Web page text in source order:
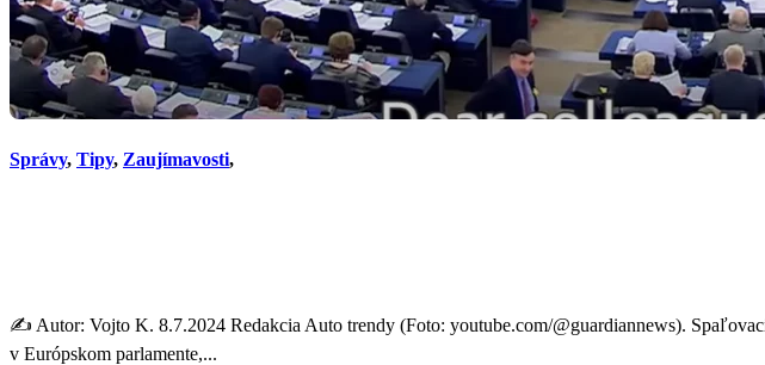
Správy, Tipy, Zaujímavosti,
✍️ Autor: Vojto K. 8.7.2024 Redakcia Auto trendy (Foto: youtube.com/@guardiannews).
v Európskom parlamente,...